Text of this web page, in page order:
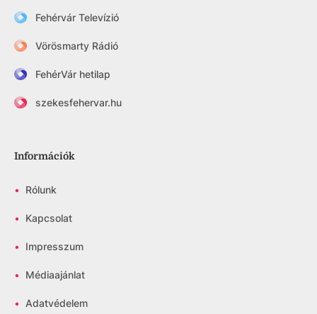
Fehérvár Televízió
Vörösmarty Rádió
FehérVár hetilap
szekesfehervar.hu
Információk
• Rólunk
• Kapcsolat
• Impresszum
• Médiaajánlat
• Adatvédelem